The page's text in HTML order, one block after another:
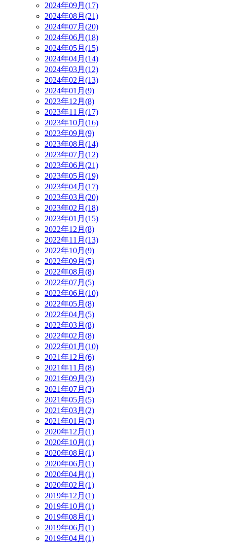
2024年09月(17)
2024年08月(21)
2024年07月(20)
2024年06月(18)
2024年05月(15)
2024年04月(14)
2024年03月(12)
2024年02月(13)
2024年01月(9)
2023年12月(8)
2023年11月(17)
2023年10月(16)
2023年09月(9)
2023年08月(14)
2023年07月(12)
2023年06月(21)
2023年05月(19)
2023年04月(17)
2023年03月(20)
2023年02月(18)
2023年01月(15)
2022年12月(8)
2022年11月(13)
2022年10月(9)
2022年09月(5)
2022年08月(8)
2022年07月(5)
2022年06月(10)
2022年05月(8)
2022年04月(5)
2022年03月(8)
2022年02月(8)
2022年01月(10)
2021年12月(6)
2021年11月(8)
2021年09月(3)
2021年07月(3)
2021年05月(5)
2021年03月(2)
2021年01月(3)
2020年12月(1)
2020年10月(1)
2020年08月(1)
2020年06月(1)
2020年04月(1)
2020年02月(1)
2019年12月(1)
2019年10月(1)
2019年08月(1)
2019年06月(1)
2019年04月(1)